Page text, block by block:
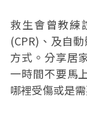
救生會曾教練
(CPR)、及自
方式。分享居
一時間不要馬
哪裡受傷或是